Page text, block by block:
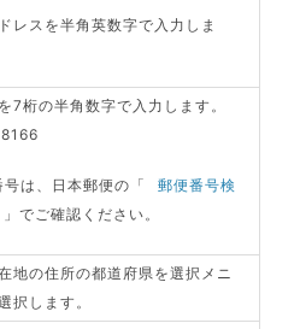
レスを半角英数字で入力しま
7桁の半角数字で入力します。
号は、日本郵便の「
郵便番号検
」でご確認ください。
地の住所の都道府県を選択メニ
択します。